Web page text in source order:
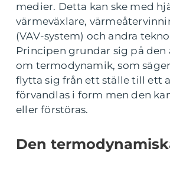
medier. Detta kan ske med
värmeväxlare,
(VAV-system) och andra
Principen grundar sig på den
om termodynamik, som
flytta sig från ett ställe till ett
förvandlas i form men den
eller förstöras.
Den